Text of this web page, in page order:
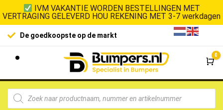
IVM VAKANTIE WORDEN BESTELLINGEN MET
VERTRAGING GELEVERD HOU REKENING MET 3-7 werkdagen
De goedkoopste op de markt
0